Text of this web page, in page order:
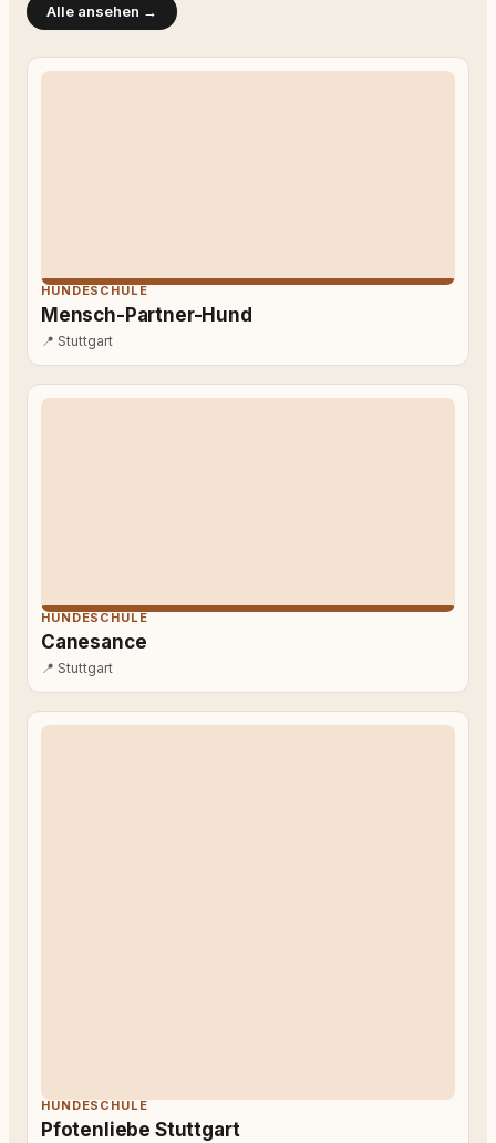
Alle ansehen →
HUNDESCHULE
Mensch-Partner-Hund
📍 Stuttgart
HUNDESCHULE
Canesance
📍 Stuttgart
HUNDESCHULE
Pfotenliebe Stuttgart